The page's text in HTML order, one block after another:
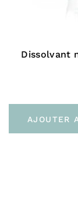
Dissolvant
AJOUTER